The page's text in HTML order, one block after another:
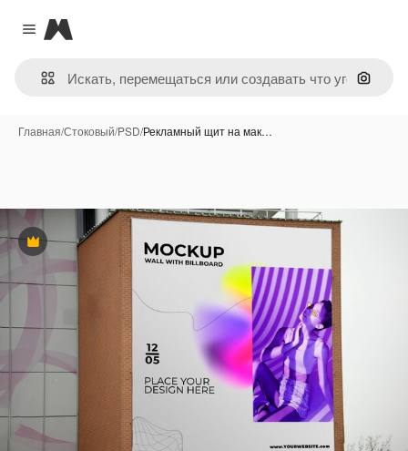
Close menu
Magnific
Поиск
Главная/Стоковый/PSD/Рекламный щит на мак…
Премиум